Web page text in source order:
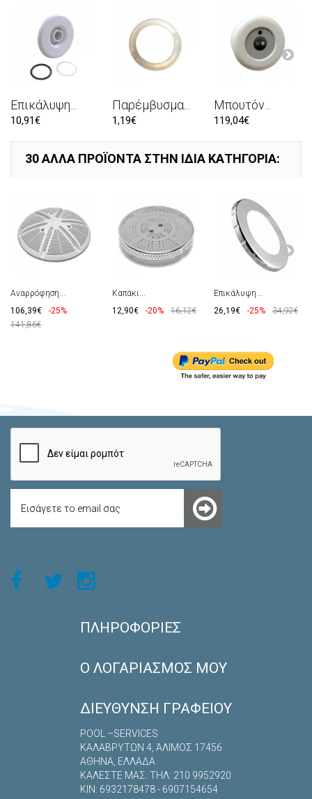
Επικάλυψη...
10,91€
Παρέμβυσμα...
1,19€
Μπουτόν...
119,04€
30 ΆΛΛΑ ΠΡΟΪΌΝΤΑ ΣΤΗΝ ΊΔΙΑ ΚΑΤΗΓΟΡΊΑ:
Αναρρόφηση...
106,39€
-25%
141,86€
Καπάκι...
12,90€
-20% 16,12€
Επικάλυψη...
26,19€
-25% 34,92€
ΠΛΗΡΟΦΟΡΊΕΣ
Ο ΛΟΓΑΡΙΑΣΜΌΣ ΜΟΥ
ΔΙΕΎΘΥΝΣΗ ΓΡΑΦΕΊΟΥ
POOL –SERVICES
ΚΑΛΑΒΡYΤΩΝ 4, ΆΛΙΜΟΣ 17456
ΑΘΗΝΑ, ΕΛΛΑΔΑ
ΚΑΛΕΣΤΕ ΜΑΣ: TΗΛ: 210 9952920
ΚΙΝ: 6932178478 - 6907154654